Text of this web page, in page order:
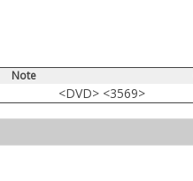
Note
<DVD> <3569>